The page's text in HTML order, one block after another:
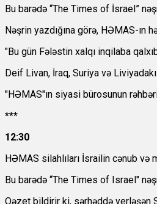
Bu barədə “The Times of İsrael”
Nəşrin yazdığına görə, HƏMAS-ın
"Bu gün Fələstin xalqı inqilaba
Deif Livan, İraq, Suriya və
"HƏMAS"ın siyasi bürosunun
***
12:30
HƏMAS silahlıları İsrailin cənub
Bu barədə “The Times of Israel"
Qəzet bildirir ki, sərhəddə yerləşən